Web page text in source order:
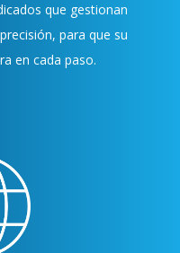
que gestionan
para que su
en cada paso.